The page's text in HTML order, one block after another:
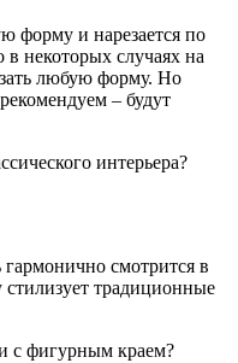
форму и нарезается по
некоторых случаях на
любую форму. Но
– будут
интерьера?
смотрится в
стилизует традиционные
с фигурным краем?